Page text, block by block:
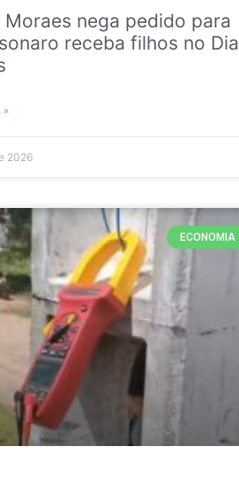
Moraes nega pedido para
receba filhos no Dia
»
2026
ECONOMIA